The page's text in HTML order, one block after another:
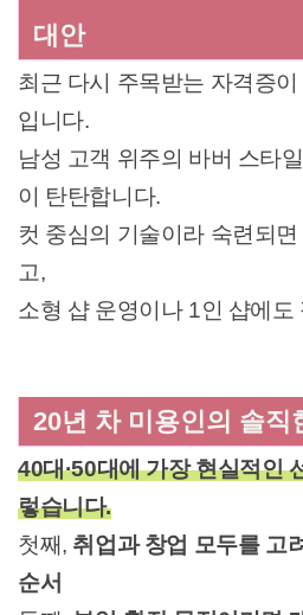
대안
최근 다시 주목받는 자격증이
입니다.
남성 고객 위주의 바버 스타
이 탄탄합니다.
컷 중심의 기술이라 숙련되면
고,
소형 샵 운영이나 1인 샵에도
20년 차 미용인의 솔직
40대·50대에 가장 현실적인
렇습니다.
첫째, 취업과 창업 모두를 고
순서